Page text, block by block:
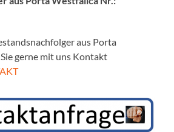
aus Porta
gerne mit uns Kontakt